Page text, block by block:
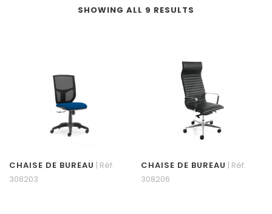
SHOWING ALL 9 RESULTS
CHAISE DE BUREAU | Réf.
308203
CHAISE DE BUREAU | Réf.
308206